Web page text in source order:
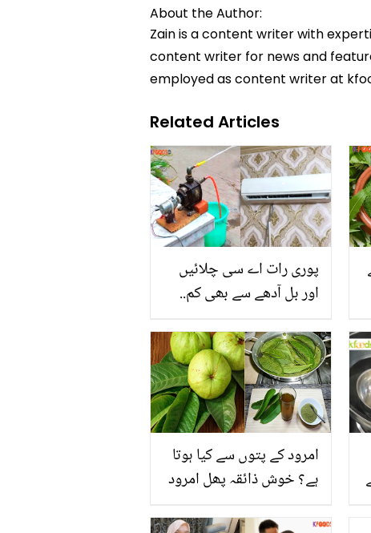
About the Author:
Zain is a content writer with
content writer for news and
employed as content writer at
Related Articles
پوری رات اے سی چلائیں
اور بل آدھے سے بھی کم..
کرنے کی 2 آسان ٹرک
امرود کے پتوں سے کیا ہوتا
ہے؟ خوش ذائقہ پھل امرود